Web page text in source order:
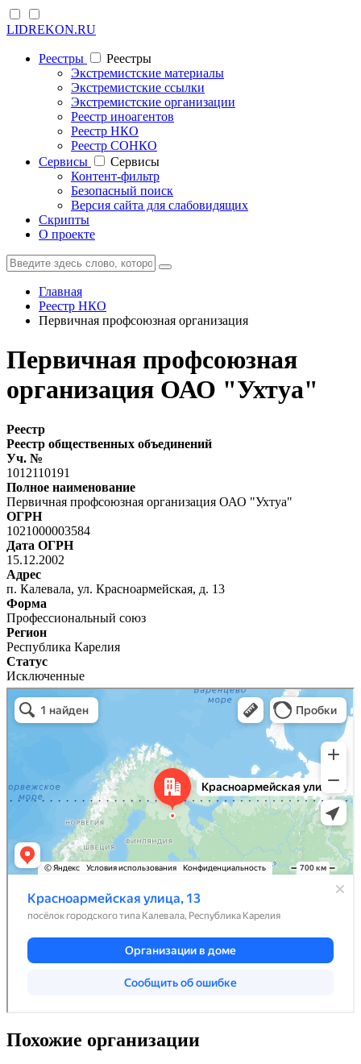
LIDREKON.RU
Реестры
Реестры
Экстремистские материалы
Экстремистские ссылки
Экстремистские организации
Реестр иноагентов
Реестр НКО
Реестр СОНКО
Cервисы
Cервисы
Контент-фильтр
Безопасный поиск
Версия сайта для слабовидящих
Скрипты
О проекте
Главная
Реестр НКО
Первичная профсоюзная организация
Первичная профсоюзная
организация ОАО "Ухтуа"
Реестр
Реестр общественных объединений
Уч. №
1012110191
Полное наименование
Первичная профсоюзная организация ОАО "Ухтуа"
ОГРН
1021000003584
Дата ОГРН
15.12.2002
Адрес
п. Калевала, ул. Красноармейская, д. 13
Форма
Профессиональный союз
Регион
Республика Карелия
Статус
Исключенные
Похожие организации